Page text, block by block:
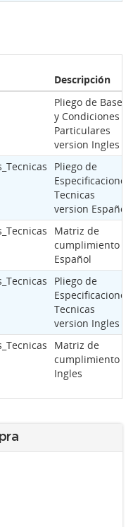
Descripción
Pliego de Bases
y Condiciones
Particulares
version Ingles
Pliego de
Especificaciones
Tecnicas
version Español
Matriz de
cumplimiento -
Español
Pliego de
Especificaciones
Tecnicas
version Ingles
Matriz de
cumplimiento -
Ingles